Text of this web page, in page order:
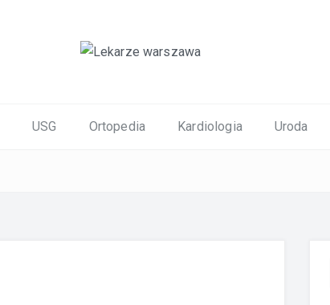
USG Ortopedia Kardiologia Uroda